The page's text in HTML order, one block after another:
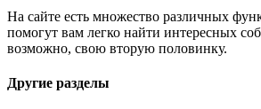
На сайте есть множество различных
помогут вам легко найти интересных
возможно, свою вторую половинку.
Другие разделы